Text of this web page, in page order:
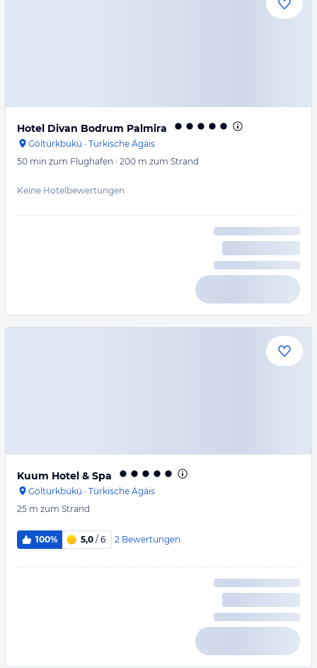
Hotel Divan Bodrum Palmira
Göltürkbükü · Türkische Ägäis
50 min zum Flughafen · 200 m zum Strand
Keine Hotelbewertungen
Kuum Hotel & Spa
Göltürkbükü · Türkische Ägäis
25 m zum Strand
100% 5,0 / 6 2 Bewertungen